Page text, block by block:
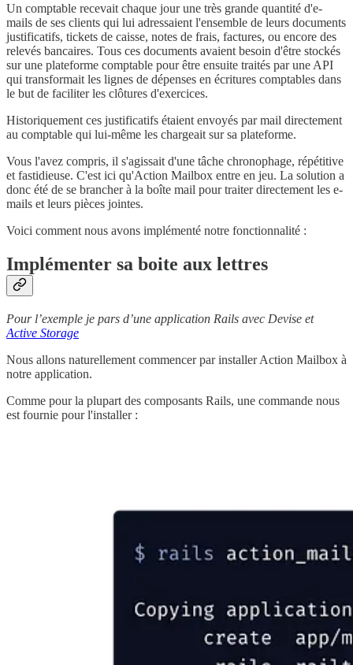
Un comptable recevait chaque jour une très grande quantité d'e-
mails de ses clients qui lui adressaient l'ensemble de leurs documents
justificatifs, tickets de caisse, notes de frais, factures, ou encore des
relevés bancaires. Tous ces documents avaient besoin d'être stockés
sur une plateforme comptable pour être ensuite traités par une API
qui transformait les lignes de dépenses en écritures comptables dans
le but de faciliter les clôtures d'exercices.
Historiquement ces justificatifs étaient envoyés par mail directement
au comptable qui lui-même les chargeait sur sa plateforme.
Vous l'avez compris, il s'agissait d'une tâche chronophage, répétitive
et fastidieuse. C'est ici qu'Action Mailbox entre en jeu. La solution a
donc été de se brancher à la boîte mail pour traiter directement les e-
mails et leurs pièces jointes.
Voici comment nous avons implémenté notre fonctionnalité :
Implémenter sa boite aux lettres
Pour l’exemple je pars d’une application Rails avec Devise et
Active Storage
Nous allons naturellement commencer par installer Action Mailbox à
notre application.
Comme pour la plupart des composants Rails, une commande nous
est fournie pour l'installer :